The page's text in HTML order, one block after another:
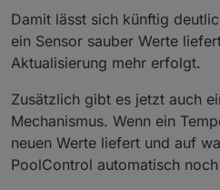
Damit lässt sich künftig
ein Sensor sauber Werte
Aktualisierung mehr erfolgt.
Zusätzlich gibt es jetzt auch
Mechanismus. Wenn ein
neuen Werte liefert und auf
PoolControl automatisch